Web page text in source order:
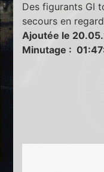
Des figurants GI
secours en
Ajoutée le
Minutage :